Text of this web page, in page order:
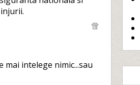
mai intelege nimic...sau